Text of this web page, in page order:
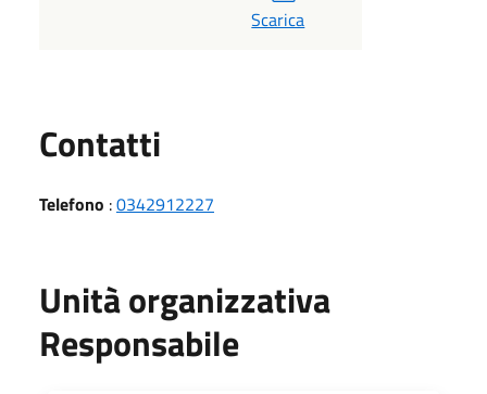
Scarica
Contatti
Telefono :0342912227
Unità organizzativa
Responsabile